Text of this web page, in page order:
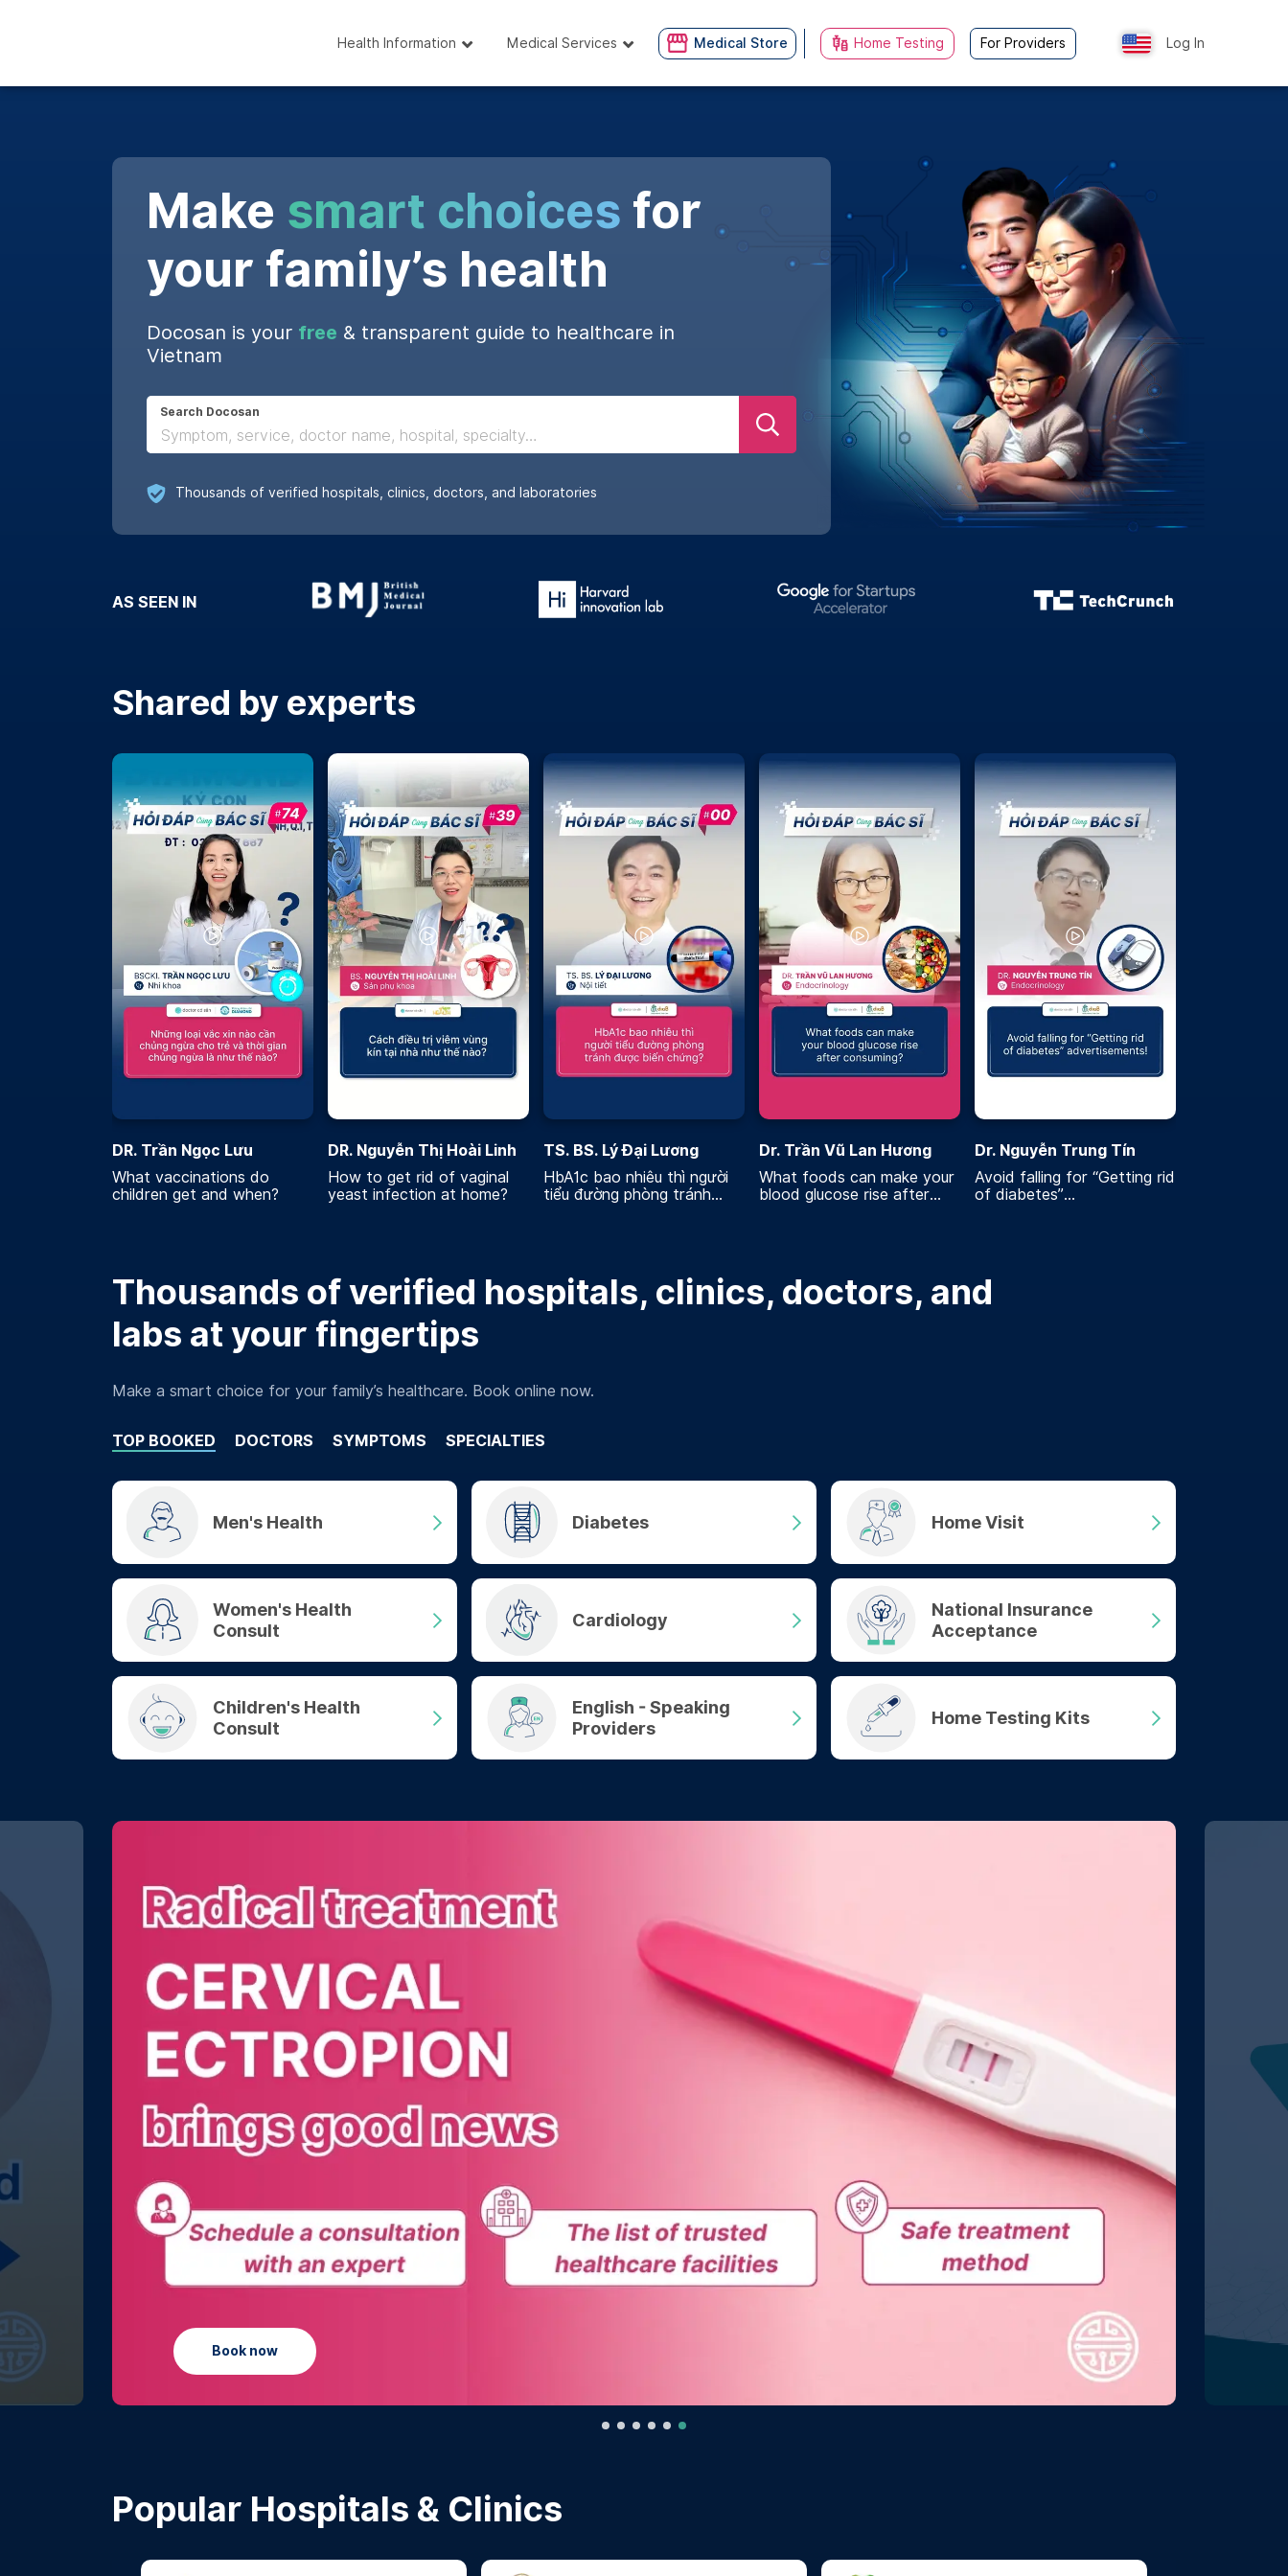
Health Information Medical Services Medical Store Home Testing For Providers Log In
Make smart choices for
your family’s health
Docosan is your free & transparent guide to healthcare in
Vietnam
Search Docosan
Real reviews
AS SEEN IN
Shared by experts
DR. Trần Ngọc Lưu
What vaccinations do
children get and when?
DR. Nguyễn Thị Hoài Linh
How to get rid of vaginal
yeast infection at home?
TS. BS. Lý Đại Lương
HbA1c bao nhiêu thì người
tiểu đường phòng tránh
Dr. Trần Vũ Lan Hương
What foods can make your
blood glucose rise after
Dr. Nguyễn Trung Tín
Avoid falling for “Getting rid
of diabetes”
Thousands of verified hospitals, clinics, doctors, and
labs at your fingertips
Make a smart choice for your family’s healthcare. Book online now.
TOP BOOKED DOCTORS SYMPTOMS SPECIALTIES
Men's Health Diabetes Home Visit
Women's Health
Consult
Cardiology
National Insurance
Acceptance
Children's Health
Consult
English - Speaking
Providers
Home Testing Kits
Learn more
Popular Hospitals & Clinics